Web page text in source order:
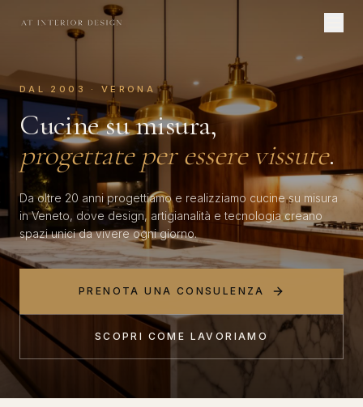
DAL 2003 · VERONA
Cucine su misura,
progettate per essere vissute.
Da oltre 20 anni progettiamo e realizziamo cucine su misura
in Veneto, dove design, artigianalità e tecnologia creano
spazi unici da vivere ogni giorno.
PRENOTA UNA CONSULENZA
SCOPRI COME LAVORIAMO